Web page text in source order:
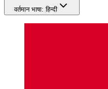
वर्तमान भाषा: हिन्दी